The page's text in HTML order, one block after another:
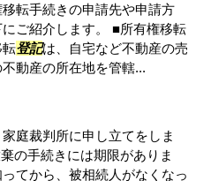
転手続きの申請先や申請方
ご紹介します。 ■所有権移転
転登記は、自宅など不動産の売
動産の所在地を管轄...
庭裁判所に申し立てをしま
の手続きには期限がありま
てから、被相続人がなくなっ